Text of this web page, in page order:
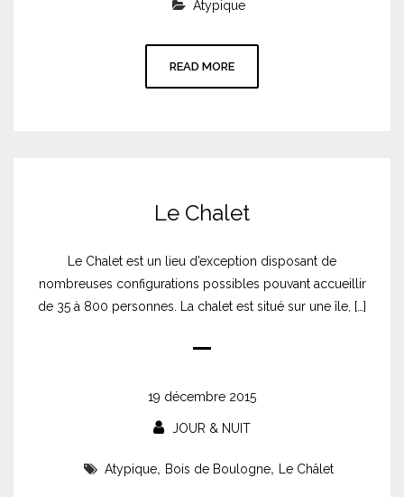
Atypique
READ MORE
Le Chalet
Le Chalet est un lieu d’exception disposant de
nombreuses configurations possibles pouvant accueillir
de 35 à 800 personnes. La chalet est situé sur une île, […]
19 décembre 2015
JOUR & NUIT
Atypique, Bois de Boulogne, Le Châlet